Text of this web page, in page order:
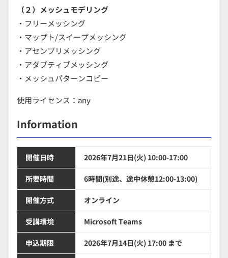
（２）メッシュモデリング
・フリーメッシング
・マップト/スイープメッシング
・アセンブリメッシング
・アダプティブメッシング
・メッシュパターンコピー
使用ライセンス：any
Information
開催日時 2026年7月21日(火) 10:00-17:00
所要時間 6時間(別途、途中休憩12:00-13:00)
開催方式 オンライン
受講環境 Microsoft Teams
申込期限 2026年7月14日(火) 17:00 まで